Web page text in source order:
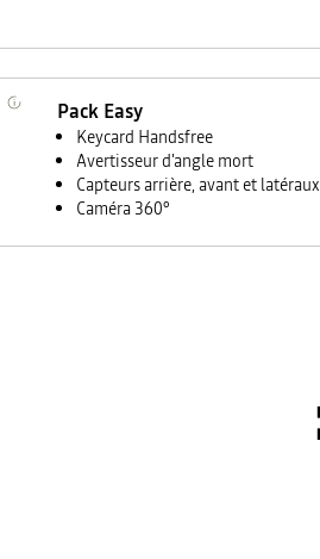
Pack Easy
Keycard Handsfree
Avertisseur d'angle mort
Capteurs arrière, avant et latéraux
Caméra 360°